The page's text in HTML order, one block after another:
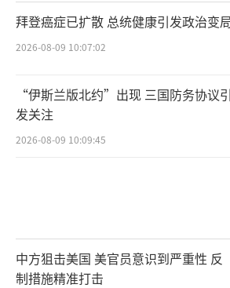
平衡点。中方则抓住机会，
和全球布局。两国在竞争中
促合作，这才是未来中美关
几年，中美还会有摩擦和博
再回到单一对抗的老路。全
大国合作和共存才是长远之计。
拜登癌症已扩散 总统健康引发政治变
2026-08-09 10:07:02
“伊斯兰版北约”出现 三国防务协议引
发关注
2026-08-09 10:09:45
中方狙击美国 美官员意识到严重性 反
制措施精准打击